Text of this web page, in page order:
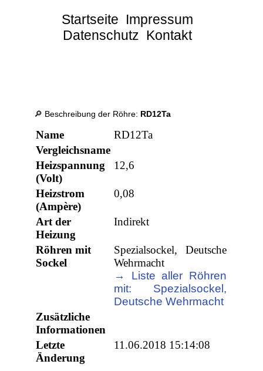
Startseite Impressum
Datenschutz Kontakt
🔎 Beschreibung der Röhre: RD12Ta
Name
RD12Ta
Vergleichsname
Heizspannung
(Volt)
12,6
Heizstrom
(Ampère)
0,08
Art der
Heizung
Indirekt
Röhren mit
Sockel
Spezialsockel, Deutsche
Wehrmacht
→ Liste aller Röhren
mit: Spezialsockel,
Deutsche Wehrmacht
Zusätzliche
Informationen
Letzte
Änderung
11.06.2018 15:14:08